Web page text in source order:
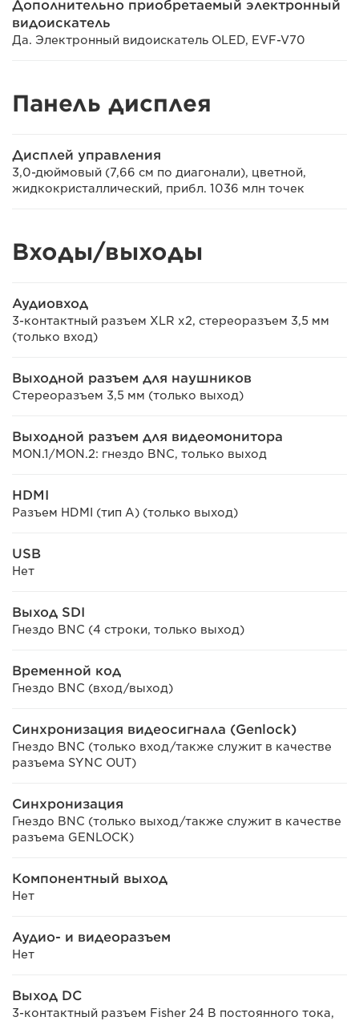
Дополнительно приобретаемый электронный
видоискатель
Да. Электронный видоискатель OLED, EVF-V70
Панель дисплея
Дисплей управления
3,0-дюймовый (7,66 см по диагонали), цветной,
жидкокристаллический, прибл. 1036 млн точек
Входы/выходы
Аудиовход
3-контактный разъем XLR x2, стереоразъем 3,5 мм
(только вход)
Выходной разъем для наушников
Стереоразъем 3,5 мм (только выход)
Выходной разъем для видеомонитора
MON.1/MON.2: гнездо BNC, только выход
HDMI
Разъем HDMI (тип A) (только выход)
USB
Нет
Выход SDI
Гнездо BNC (4 строки, только выход)
Временной код
Гнездо BNC (вход/выход)
Синхронизация видеосигнала (Genlock)
Гнездо BNC (только вход/также служит в качестве
разъема SYNC OUT)
Синхронизация
Гнездо BNC (только выход/также служит в качестве
разъема GENLOCK)
Компонентный выход
Нет
Аудио- и видеоразъем
Нет
Выход DC
3-контактный разъем Fisher 24 В постоянного тока,